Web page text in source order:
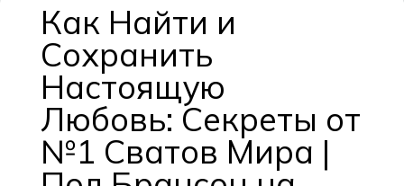
Как Найти и
Сохранить
Настоящую
Любовь: Секреты от
№1 Сватов Мира |